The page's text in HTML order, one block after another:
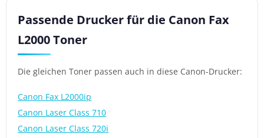
Passende Drucker für die Canon Fax
L2000 Toner
Die gleichen Toner passen auch in diese Canon-Drucker:
Canon Fax L2000ip
Canon Laser Class 710
Canon Laser Class 720i